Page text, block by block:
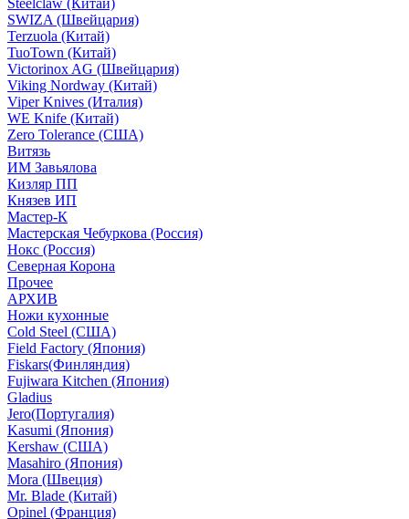
Steelclaw (Китай)
SWIZA (Швейцария)
Terzuola (Китай)
TuoTown (Китай)
Victorinox AG (Швейцария)
Viking Nordway (Китай)
Viper Knives (Италия)
WE Knife (Китай)
Zero Tolerance (США)
Витязь
ИМ Завьялова
Кизляр ПП
Князев ИП
Мастер-К
Мастерская Чебуркова (Россия)
Нокс (Россия)
Северная Корона
Прочее
АРХИВ
Ножи кухонные
Cold Steel (США)
Field Factory (Япония)
Fiskars(Финляндия)
Fujiwara Kitchen (Япония)
Gladius
Jero(Португалия)
Kasumi (Япония)
Kershaw (США)
Masahiro (Япония)
Mora (Швеция)
Mr. Blade (Китай)
Opinel (Франция)